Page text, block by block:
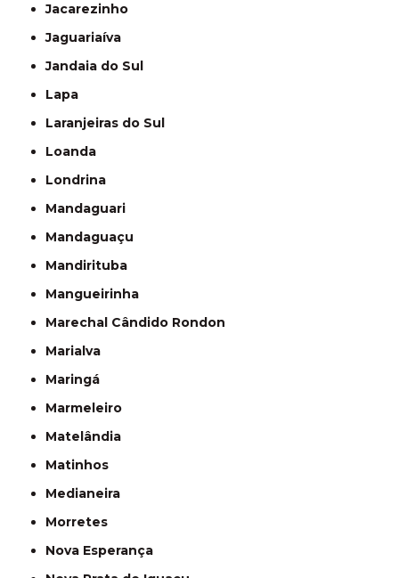
Jacarezinho
Jaguariaíva
Jandaia do Sul
Lapa
Laranjeiras do Sul
Loanda
Londrina
Mandaguari
Mandaguaçu
Mandirituba
Mangueirinha
Marechal Cândido Rondon
Marialva
Maringá
Marmeleiro
Matelândia
Matinhos
Medianeira
Morretes
Nova Esperança